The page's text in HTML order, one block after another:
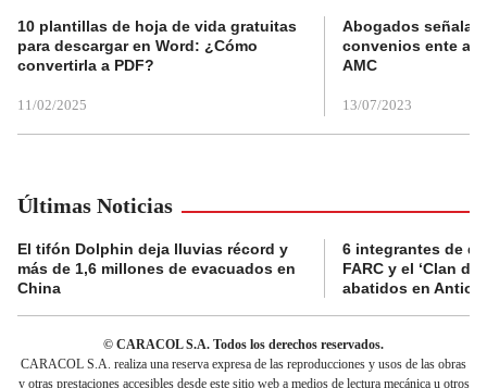
10 plantillas de hoja de vida gratuitas
para descargar en Word: ¿Cómo
convertirla a PDF?
11/02/2025
Abogados
convenios ente
AMC
13/07/2023
Últimas Noticias
El tifón Dolphin deja lluvias récord y
más de 1,6 millones de evacuados en
China
6 integrantes de
FARC y el ‘Clan
abatidos en
© CARACOL S.A. Todos los derechos reservados.
CARACOL S.A. realiza una reserva expresa de las reproducciones y usos de las obras
y otras prestaciones accesibles desde este sitio web a medios de lectura mecánica u otros